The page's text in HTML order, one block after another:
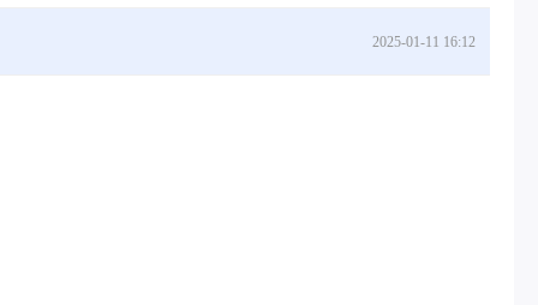
2025-01-11 16:12